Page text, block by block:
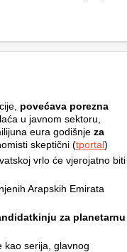
povećava porezna
u javnom sektoru,
eura godišnje za
skeptični (tportal)
vrlo će vjerojatno biti
Arapskih Emirata
za planetarnu
kao serija, glavnog